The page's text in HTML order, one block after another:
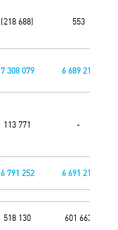
(218 688) 553
7 308 079 6 689 210
113 771 -
6 791 252 6 691 210
518 130 601 663